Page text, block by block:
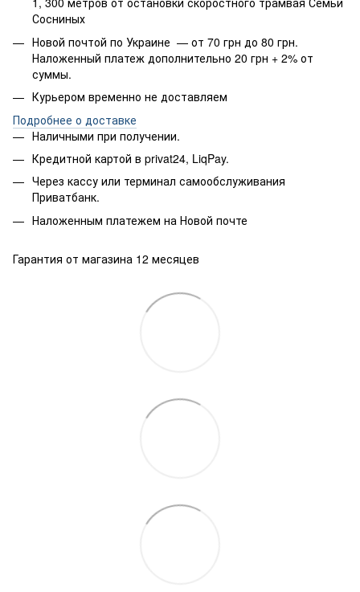
Сосниных
Новой почтой по Украине — от 70 грн до 80 грн.
Наложенный платеж дополнительно 20 грн + 2% от
суммы.
Курьером временно не доставляем
Подробнее о доставке
Наличными при получении.
Кредитной картой в privat24, LiqPay.
Через кассу или терминал самообслуживания
Приватбанк.
Наложенным платежем на Новой почте
Гарантия от магазина 12 месяцев